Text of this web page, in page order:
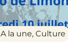
A la une, Culture